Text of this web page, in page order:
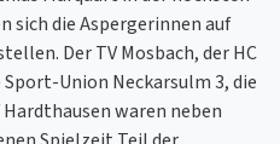
sich die Aspergerinnen auf
Der TV Mosbach, der HC
Union Neckarsulm 3, die
Hardthausen waren neben